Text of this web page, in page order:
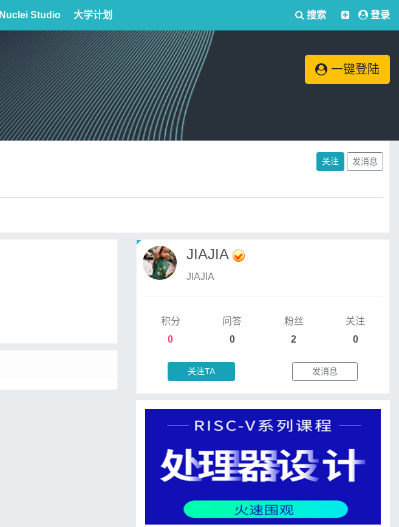
Nuclei Studio 大学计划 搜索 登录
一键登陆
关注 发消息
JIAJIA
JIAJIA
积分
0
问答
0
粉丝
2
关注
0
关注TA 发消息